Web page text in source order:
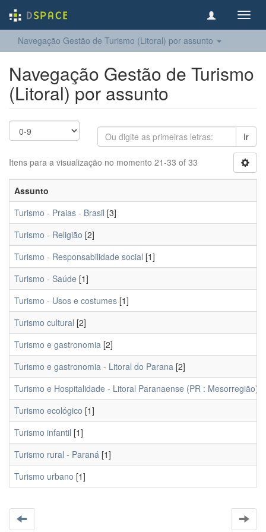
Navegação Gestão de Turismo (Litoral) por assunto
Navegação Gestão de Turismo
(Litoral) por assunto
Ir
Itens para a visualização no momento 21-33 of 33
Assunto
Turismo - Praias - Brasil [3]
Turismo - Religião [2]
Turismo - Responsabilidade social [1]
Turismo - Saúde [1]
Turismo - Usos e costumes [1]
Turismo cultural [2]
Turismo e gastronomia [2]
Turismo e gastronomia - Litoral do Parana [2]
Turismo e Hospitalidade - Litoral Paranaense (PR : Mesorregião)
Turismo ecológico [1]
Turismo infantil [1]
Turismo rural - Paraná [1]
Turismo urbano [1]